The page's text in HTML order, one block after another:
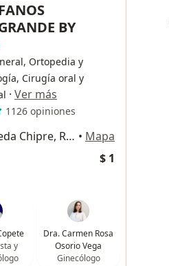
BY
Ortopedia y
Cirugía oral y
· Ver más
1126 opiniones
Vía Llanogrande Km 2 Vereda Chipre, Rionegro • Mapa
$ 1
y
Dra. Carmen Rosa
Osorio Vega
Ginecólogo